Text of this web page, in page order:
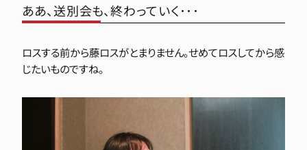
ああ、送別会も、終わっていく･･･
ロスする前から藤ロスがとまりません。せめてロスしてから感
じたいものですね。